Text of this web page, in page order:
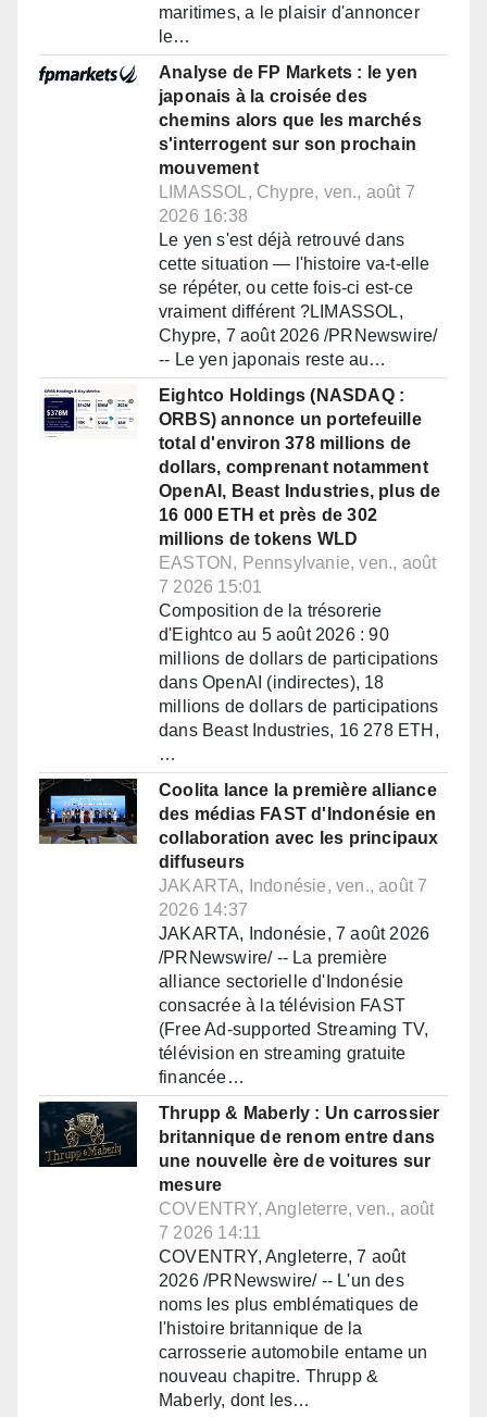
maritimes, a le plaisir d'annoncer
le…
Analyse de FP Markets : le yen
japonais à la croisée des
chemins alors que les marchés
s'interrogent sur son prochain
mouvement
LIMASSOL, Chypre, ven., août 7
2026 16:38
Le yen s'est déjà retrouvé dans
cette situation — l'histoire va-t-elle
se répéter, ou cette fois-ci est-ce
vraiment différent ?LIMASSOL,
Chypre, 7 août 2026 /PRNewswire/
-- Le yen japonais reste au…
Eightco Holdings (NASDAQ :
ORBS) annonce un portefeuille
total d'environ 378 millions de
dollars, comprenant notamment
OpenAI, Beast Industries, plus de
16 000 ETH et près de 302
millions de tokens WLD
EASTON, Pennsylvanie, ven., août
7 2026 15:01
Composition de la trésorerie
d'Eightco au 5 août 2026 : 90
millions de dollars de participations
dans OpenAI (indirectes), 18
millions de dollars de participations
dans Beast Industries, 16 278 ETH,
…
Coolita lance la première alliance
des médias FAST d'Indonésie en
collaboration avec les principaux
diffuseurs
JAKARTA, Indonésie, ven., août 7
2026 14:37
JAKARTA, Indonésie, 7 août 2026
/PRNewswire/ -- La première
alliance sectorielle d'Indonésie
consacrée à la télévision FAST
(Free Ad-supported Streaming TV,
télévision en streaming gratuite
financée…
Thrupp & Maberly : Un carrossier
britannique de renom entre dans
une nouvelle ère de voitures sur
mesure
COVENTRY, Angleterre, ven., août
7 2026 14:11
COVENTRY, Angleterre, 7 août
2026 /PRNewswire/ -- L'un des
noms les plus emblématiques de
l'histoire britannique de la
carrosserie automobile entame un
nouveau chapitre. Thrupp &
Maberly, dont les…